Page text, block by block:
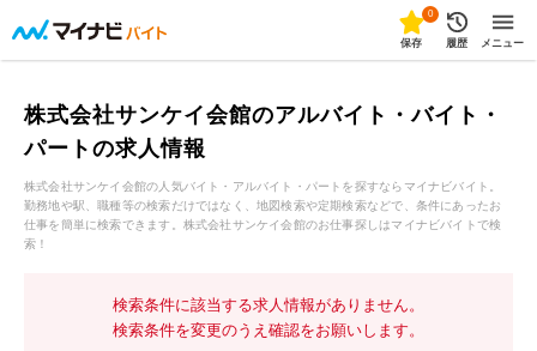
0
保存 履歴 メニュー
株式会社サンケイ会館のアルバイト・バイト・
パートの求人情報
株式会社サンケイ会館の人気バイト・アルバイト・パートを探すならマイナビバイト。
勤務地や駅、職種等の検索だけではなく、地図検索や定期検索などで、条件にあったお
仕事を簡単に検索できます。株式会社サンケイ会館のお仕事探しはマイナビバイトで検
索！
検索条件に該当する求人情報がありません。
検索条件を変更のうえ確認をお願いします。